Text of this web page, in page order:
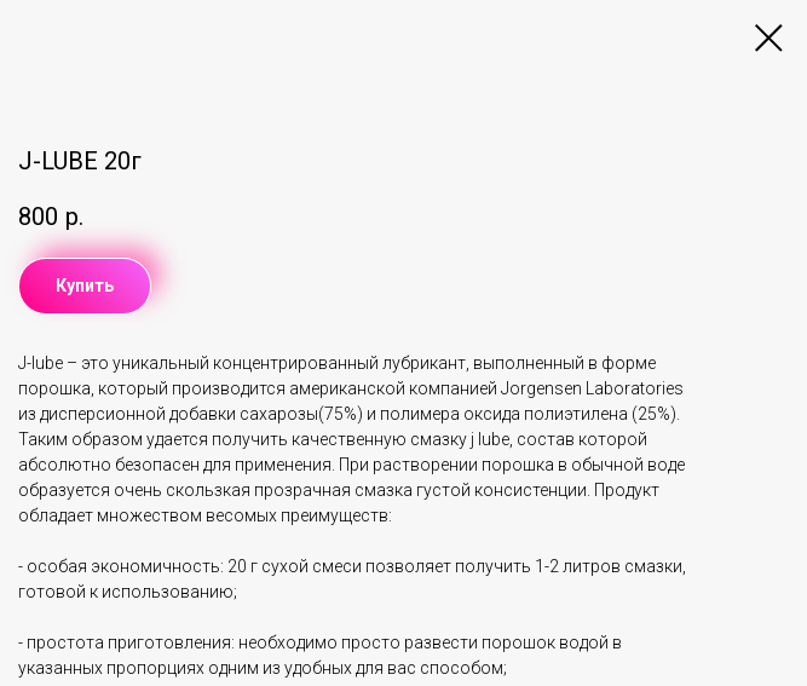
J-LUBE 20г
800 р.
Купить
J-lube – это уникальный концентрированный лубрикант, выполненный в форме
порошка, который производится американской компанией Jorgensen Laboratories
из дисперсионной добавки сахарозы(75%) и полимера оксида полиэтилена (25%).
Таким образом удается получить качественную смазку j lube, состав которой
абсолютно безопасен для применения. При растворении порошка в обычной воде
образуется очень скользкая прозрачная смазка густой консистенции. Продукт
обладает множеством весомых преимуществ:
- особая экономичность: 20 г сухой смеси позволяет получить 1-2 литров смазки,
готовой к использованию;
- простота приготовления: необходимо просто развести порошок водой в
указанных пропорциях одним из удобных для вас способом;